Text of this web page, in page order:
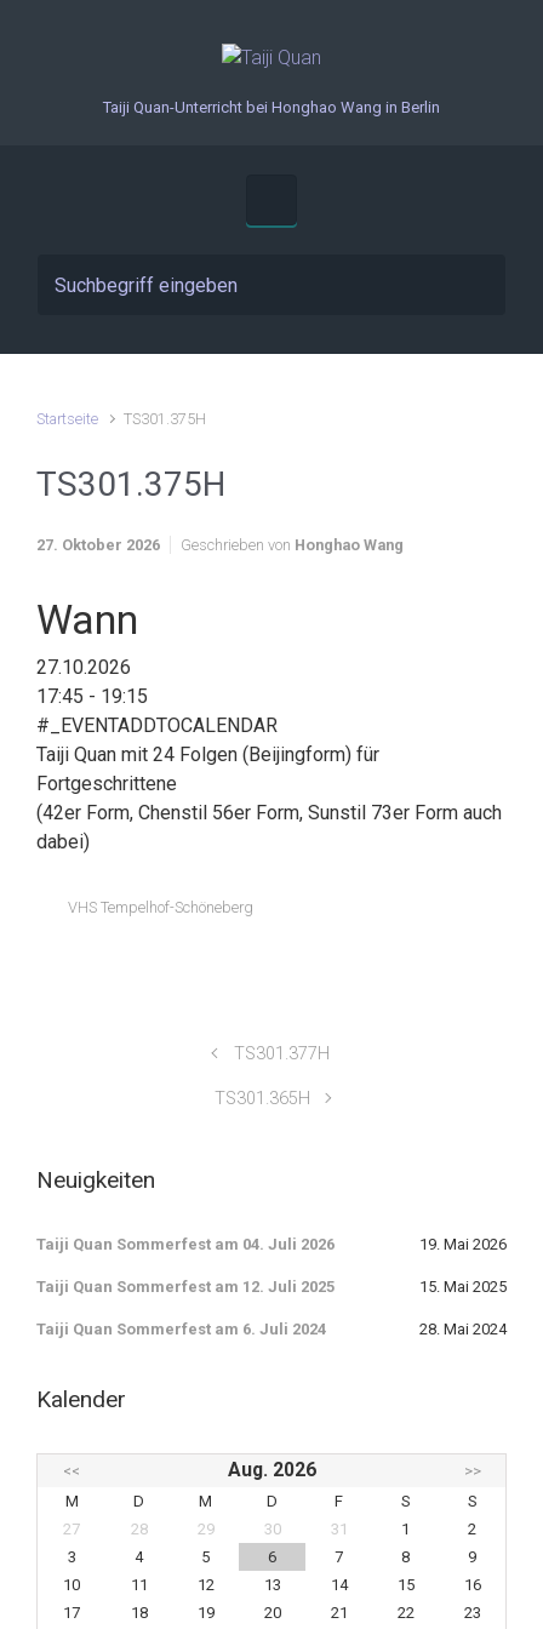
Taiji Quan-Unterricht bei Honghao Wang in Berlin
Startseite TS301.375H
TS301.375H
27. Oktober 2026 Geschrieben von Honghao Wang
Wann
27.10.2026
17:45 - 19:15
#_EVENTADDTOCALENDAR
Taiji Quan mit 24 Folgen (Beijingform) für
Fortgeschrittene
(42er Form, Chenstil 56er Form, Sunstil 73er Form auch
dabei)
VHS Tempelhof-Schöneberg
TS301.377H
TS301.365H
Neuigkeiten
Taiji Quan Sommerfest am 04. Juli 2026 19. Mai 2026
Taiji Quan Sommerfest am 12. Juli 2025 15. Mai 2025
Taiji Quan Sommerfest am 6. Juli 2024 28. Mai 2024
Kalender
<< Aug. 2026
>>
M
D M D F S
S
27
28 29 30 31 1
2
3
4 5 6 7 8
9
10
11 12 13 14 15
16
17
18 19 20 21 22 23